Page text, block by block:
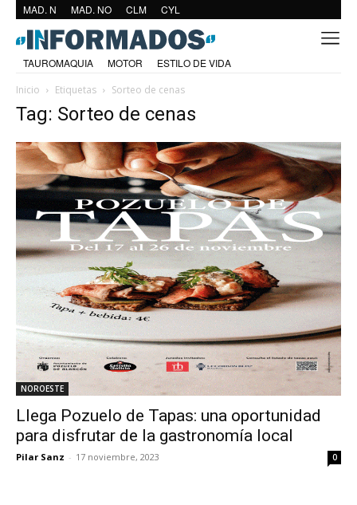
MAD. N MAD. NO CLM CYL
TAUROMAQUIA MOTOR
ESTILO DE VIDA
Inicio
Etiquetas Sorteo de cenas
Tag: Sorteo de cenas
NOROESTE
Llega Pozuelo de Tapas: una oportunidad
para disfrutar de la gastronomía local
Pilar Sanz - 17 noviembre, 2023 0